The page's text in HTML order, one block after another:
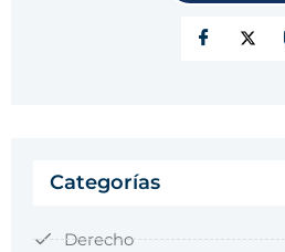
Categorías
Derecho